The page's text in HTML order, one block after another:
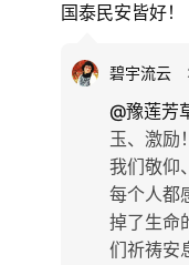
国泰民安皆好！
碧宇流云
@豫莲芳
玉、激励
我们敬仰
每个人都
掉了生命
们祈祷安